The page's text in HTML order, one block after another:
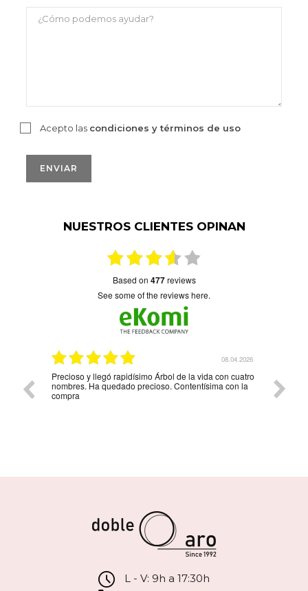
Acepto las condiciones y términos de uso
NUESTROS CLIENTES OPINAN
based on 477reviews
see some of the reviews here.
08.04.2026
Precioso y llegó rapidísimo Árbol de la vida con cuatro
nombres. Ha quedado precioso. Contentísima con la
compra
L - V: 9h a 17:30h